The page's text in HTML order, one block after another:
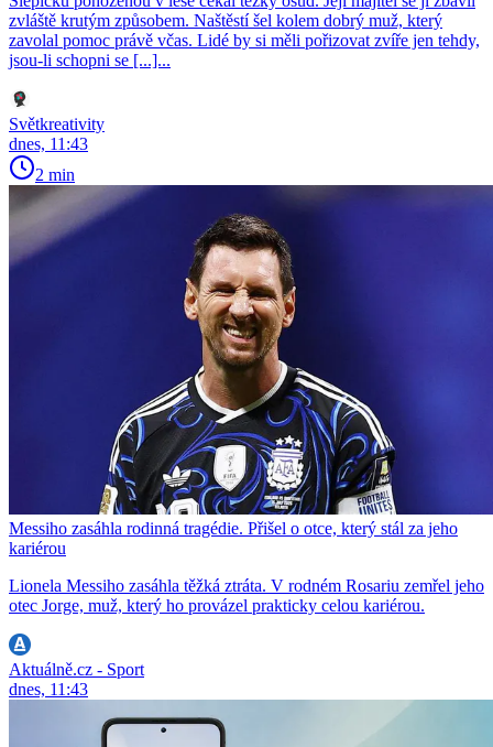
zvláště krutým způsobem. Naštěstí šel kolem dobrý muž, který
zavolal pomoc právě včas. Lidé by si měli pořizovat zvíře jen tehdy,
jsou-li schopni se [...]...
Světkreativity
dnes, 11:43
2 min
Messiho zasáhla rodinná tragédie. Přišel o otce, který stál za jeho
kariérou
Lionela Messiho zasáhla těžká ztráta. V rodném Rosariu zemřel jeho
otec Jorge, muž, který ho provázel prakticky celou kariérou.
Aktuálně.cz - Sport
dnes, 11:43